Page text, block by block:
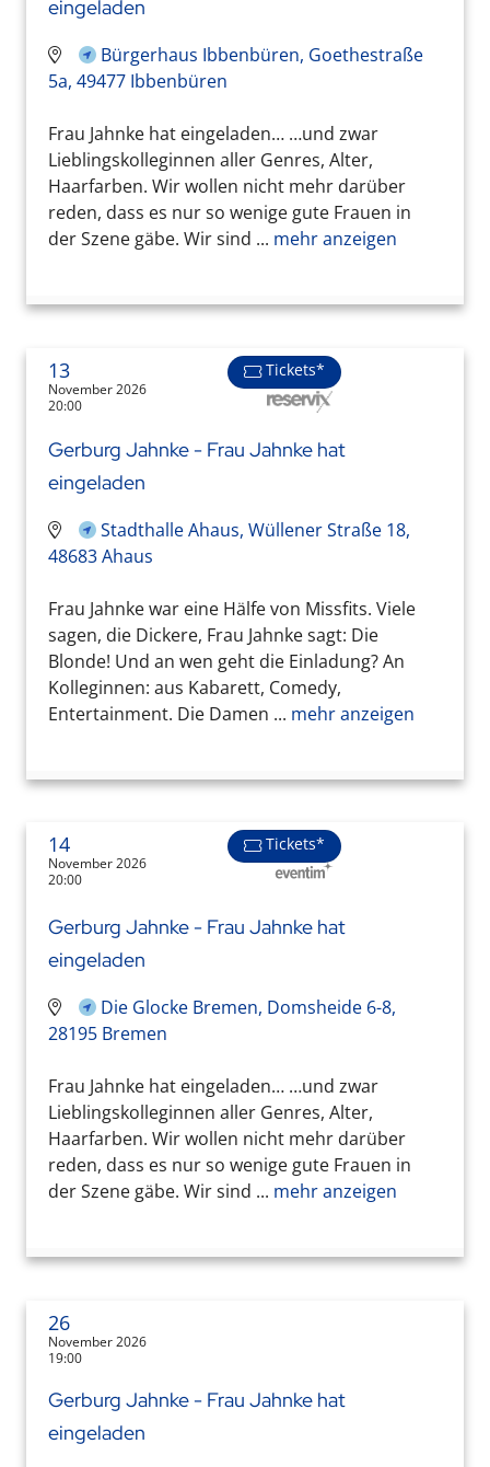
eingeladen
Bürgerhaus Ibbenbüren, Goethestraße
5a, 49477 Ibbenbüren
Frau Jahnke hat eingeladen… …und zwar
Lieblingskolleginnen aller Genres, Alter,
Haarfarben. Wir wollen nicht mehr darüber
reden, dass es nur so wenige gute Frauen in
der Szene gäbe. Wir sind ... mehr anzeigen
13
November 2026
20:00
Tickets*
Gerburg Jahnke - Frau Jahnke hat
eingeladen
Stadthalle Ahaus, Wüllener Straße 18,
48683 Ahaus
Frau Jahnke war eine Hälfe von Missfits. Viele
sagen, die Dickere, Frau Jahnke sagt: Die
Blonde! Und an wen geht die Einladung? An
Kolleginnen: aus Kabarett, Comedy,
Entertainment. Die Damen ... mehr anzeigen
14
November 2026
20:00
Tickets*
Gerburg Jahnke - Frau Jahnke hat
eingeladen
Die Glocke Bremen, Domsheide 6-8,
28195 Bremen
Frau Jahnke hat eingeladen… …und zwar
Lieblingskolleginnen aller Genres, Alter,
Haarfarben. Wir wollen nicht mehr darüber
reden, dass es nur so wenige gute Frauen in
der Szene gäbe. Wir sind ... mehr anzeigen
26
November 2026
19:00
Gerburg Jahnke - Frau Jahnke hat
eingeladen